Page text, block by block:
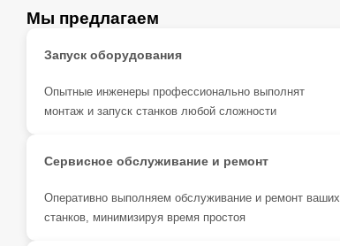
Мы предлагаем
Запуск оборудования
Опытные инженеры профессионально выполнят
монтаж и запуск станков любой сложности
Сервисное обслуживание и ремонт
Оперативно выполняем обслуживание и ремонт ваших
станков, минимизируя время простоя